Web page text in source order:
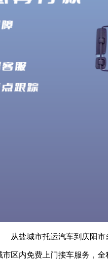
从盐城市托运汽车到庆阳市
市区内免费上门接车服务，